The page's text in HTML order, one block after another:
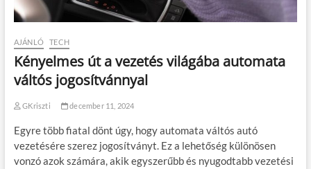
AJÁNLÓ TECH
Kényelmes út a vezetés világába automata
váltós jogosítvánnyal
GKriszti december 11, 2024
Egyre több fiatal dönt úgy, hogy automata váltós autó
vezetésére szerez jogosítványt. Ez a lehetőség különösen
vonzó azok számára, akik egyszerűbb és nyugodtabb vezetési